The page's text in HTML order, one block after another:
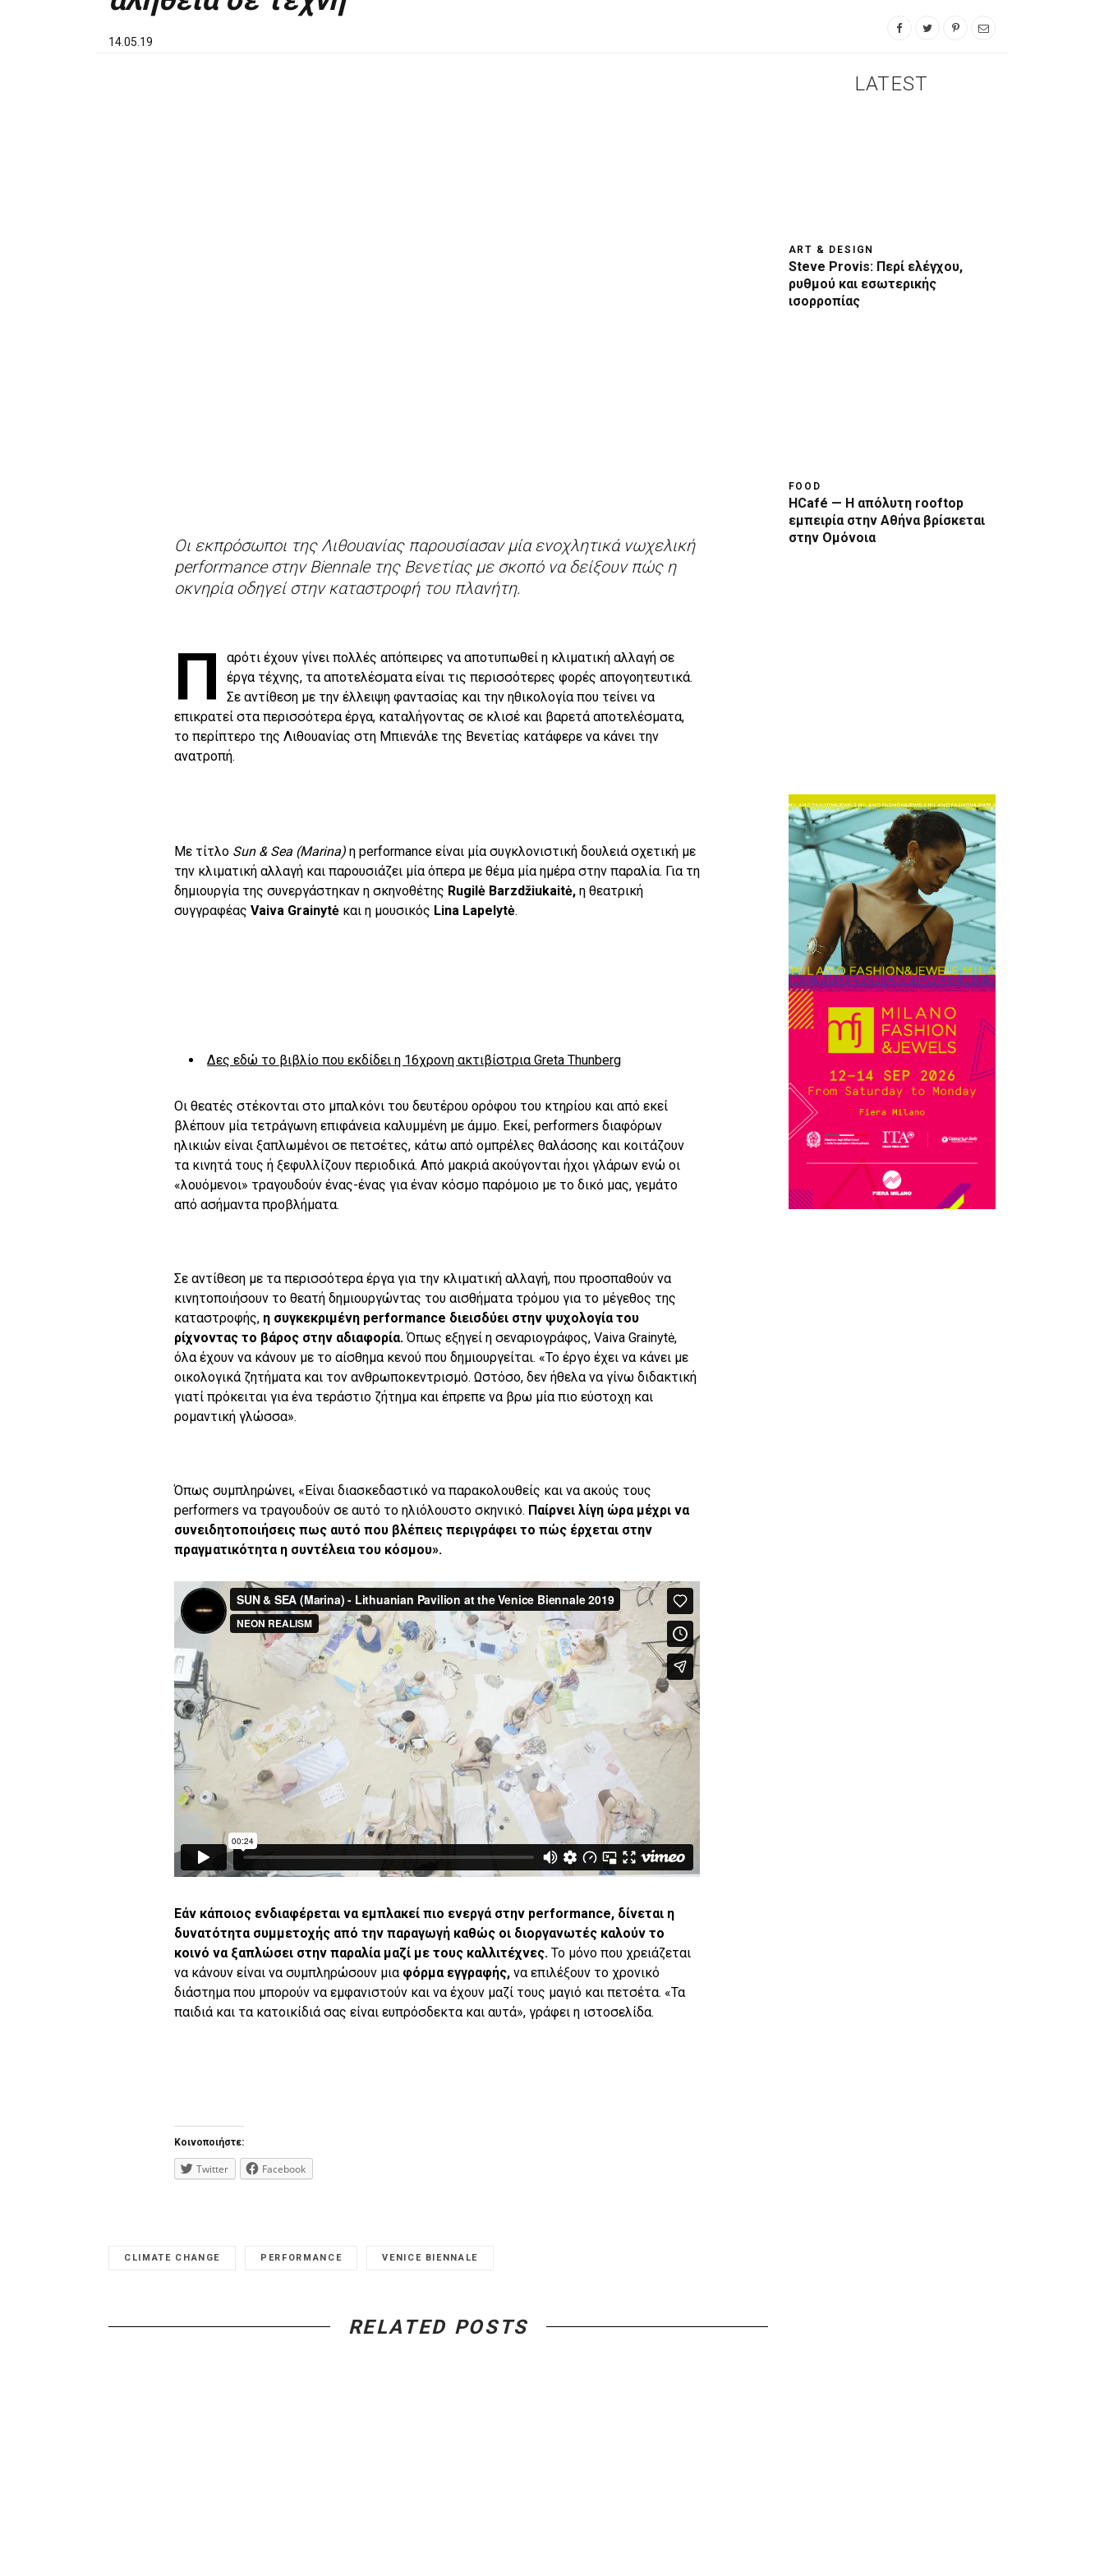
14.05.19
Οι εκπρόσωποι της Λιθουανίας παρουσίασαν μία ενοχλητικά νωχελική
performance στην Biennale της Βενετίας με σκοπό να δείξουν πώς η
οκνηρία οδηγεί στην καταστροφή του πλανήτη.
Π
αρότι έχουν γίνει πολλές απόπειρες να αποτυπωθεί η κλιματική αλλαγή σε
έργα τέχνης, τα αποτελέσματα είναι τις περισσότερες φορές απογοητευτικά.
Σε αντίθεση με την έλλειψη φαντασίας και την ηθικολογία που τείνει να
επικρατεί στα περισσότερα έργα, καταλήγοντας σε κλισέ και βαρετά αποτελέσματα,
το περίπτερο της Λιθουανίας στη Μπιενάλε της Βενετίας κατάφερε να κάνει την
ανατροπή.
Με τίτλο Sun& Sea (Marina)η performance είναι μία συγκλονιστική δουλειά σχετική με
την κλιματική αλλαγή και παρουσιάζει μία όπερα με θέμα μία ημέρα στην παραλία. Για τη
δημιουργία της συνεργάστηκαν η σκηνοθέτης Rugilė Barzdžiukaitė, η θεατρική
συγγραφέαςVaiva Grainytė και η μουσικός Lina Lapelytė.
Δες εδώ το βιβλίο που εκδίδει η 16χρονη ακτιβίστρια Greta Thunberg
Οι θεατές στέκονται στο μπαλκόνι του δευτέρου ορόφου του κτηρίου και από εκεί
βλέπουν μία τετράγωνη επιφάνεια καλυμμένη με άμμο. Εκεί, performers διαφόρων
ηλικιών είναι ξαπλωμένοι σε πετσέτες, κάτω από ομπρέλες θαλάσσης και κοιτάζουν
τα κινητά τους ή ξεφυλλίζουν περιοδικά. Από μακριά ακούγονται ήχοι γλάρων ενώ οι
«λουόμενοι» τραγουδούν ένας-ένας για έναν κόσμο παρόμοιο με το δικό μας, γεμάτο
από ασήμαντα προβλήματα.
Σε αντίθεση με τα περισσότερα έργα για την κλιματική αλλαγή, που προσπαθούν να
κινητοποιήσουν το θεατή δημιουργώντας του αισθήματα τρόμου για το μέγεθος της
καταστροφής, η συγκεκριμένη performance διεισδύει στην ψυχολογία του
ρίχνοντας το βάρος στην αδιαφορία.Όπως εξηγεί η σεναριογράφος, Vaiva Grainytė,
όλα έχουν να κάνουν με το αίσθημα κενού που δημιουργείται. «Το έργο έχει να κάνει με
οικολογικά ζητήματα και τον ανθρωποκεντρισμό. Ωστόσο, δεν ήθελα να γίνω διδακτική
γιατί πρόκειται για ένα τεράστιο ζήτημα και έπρεπε να βρω μία πιο εύστοχη και
ρομαντική γλώσσα».
Όπως συμπληρώνει, «Είναι διασκεδαστικό να παρακολουθείς και να ακούς τους
performers να τραγουδούν σε αυτό το ηλιόλουστο σκηνικό. Παίρνει λίγη ώρα μέχρι να
συνειδητοποιήσεις πως αυτό που βλέπεις περιγράφει το πώς έρχεται στην
πραγματικότητα η συντέλεια του κόσμου».
Εάν κάποιος ενδιαφέρεται να εμπλακεί πιο ενεργά στην performance, δίνεται η
δυνατότητα συμμετοχής από την παραγωγή καθώς οι διοργανωτές καλούν το
κοινό να ξαπλώσει στην παραλία μαζί με τους καλλιτέχνες. Το μόνο που χρειάζεται
να κάνουν είναι να συμπληρώσουν μια φόρμα εγγραφής, να επιλέξουν το χρονικό
διάστημα που μπορούν να εμφανιστούν και να έχουν μαζί τους μαγιό και πετσέτα. «Τα
παιδιά και τα κατοικίδιά σας είναι ευπρόσδεκτα και αυτά», γράφει η ιστοσελίδα.
Κοινοποιήστε:
Twitter Facebook
CLIMATE CHANGE PERFORMANCE VENICE BIENNALE
RELATED POSTS
LATEST
ART & DESIGN
Steve Provis: Περί ελέγχου,
ρυθμού και εσωτερικής
ισορροπίας
FOOD
HCafé — Η απόλυτη rooftop
εμπειρία στην Αθήνα βρίσκεται
στην Ομόνοια